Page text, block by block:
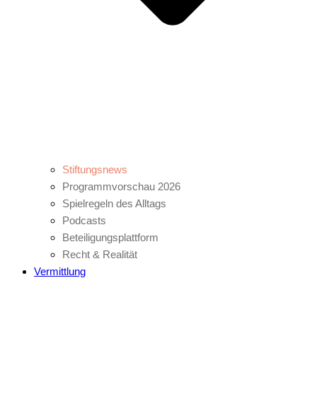
Stiftungsnews
Programmvorschau 2026
Spielregeln des Alltags
Podcasts
Beteiligungsplattform
Recht & Realität
Vermittlung